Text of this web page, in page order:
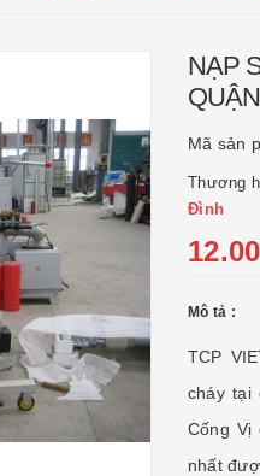
NẠP
Mã sản
Thương
Đình
Mô tả :
TCP
cháy tại
Cống Vị
nhất